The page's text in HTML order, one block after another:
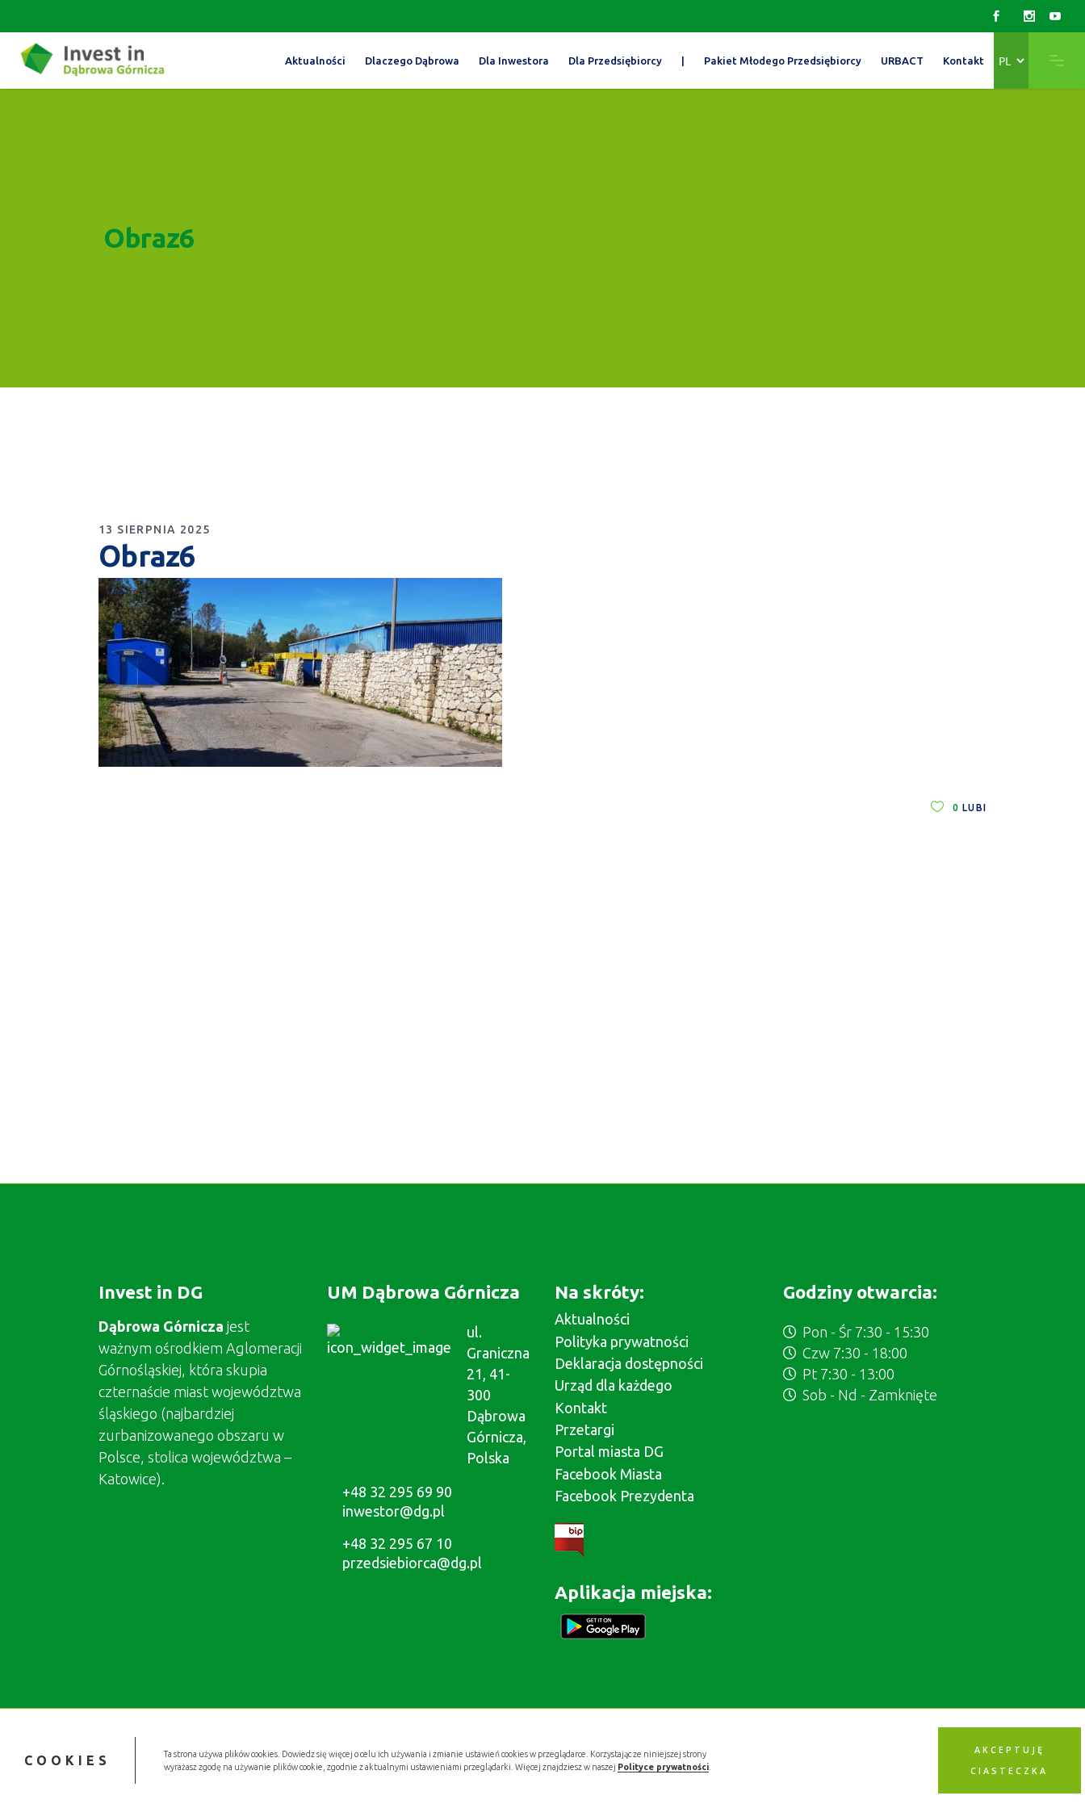
COOKIES
Ta strona używa plików cookies. Dowiedz się więcej o celu ich używania i zmianie ustawień cookies w przeglądarce. Korzystając ze niniejszej strony
wyrażasz zgodę na używanie plików cookie, zgodnie z aktualnymi ustawieniami przeglądarki. Więcej znajdziesz w naszej Polityce prywatności
AKCEPTUJĘ
CIASTECZKA
Aktualności Dlaczego Dąbrowa Dla Inwestora Dla Przedsiębiorcy | Pakiet Młodego Przedsiębiorcy URBACT Kontakt
język
Obraz6
13 SIERPNIA 2025
Obraz6
0 LUBI
Invest in DG
Dąbrowa Górnicza jest
ważnym ośrodkiem Aglomeracji
Górnośląskiej, która skupia
czternaście miast województwa
śląskiego (najbardziej
zurbanizowanego obszaru w
Polsce, stolica województwa –
Katowice).
UM Dąbrowa Górnicza
ul.
Graniczna
21, 41-
300
Dąbrowa
Górnicza,
Polska
+48 32 295 69 90
inwestor@dg.pl
+48 32 295 67 10
przedsiebiorca@dg.pl
Na skróty:
Aktualności
Polityka prywatności
Deklaracja dostępności
Urząd dla każdego
Kontakt
Przetargi
Portal miasta DG
Facebook Miasta
Facebook Prezydenta
Aplikacja miejska:
Godziny otwarcia:
Pon - Śr 7:30 - 15:30
Czw 7:30 - 18:00
Pt 7:30 - 13:00
Sob - Nd - Zamknięte